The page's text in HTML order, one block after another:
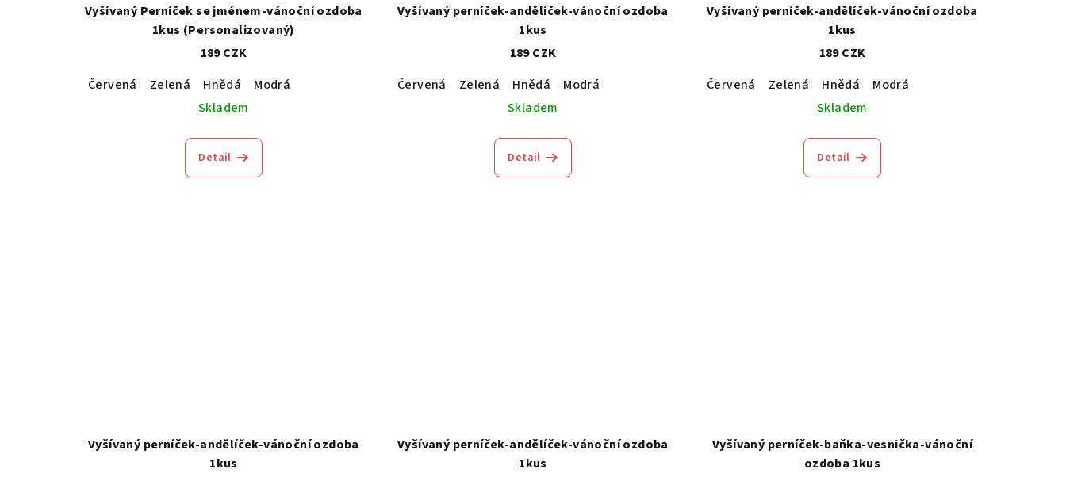
Vyšívaný Perníček se jménem-vánoční ozdoba
1kus (Personalizovaný)
189 CZK
Červená
Zelená Hnědá
Modrá
Skladem
Detail
Vyšívaný perníček-andělíček-vánoční ozdoba
1kus
189 CZK
Červená
Zelená Hnědá
Modrá
Skladem
Detail
Vyšívaný perníček-andělíček-vánoční ozdoba
1kus
189 CZK
Červená
Zelená Hnědá
Modrá
Skladem
Detail
Vyšívaný perníček-andělíček-vánoční ozdoba
1kus
Vyšívaný perníček-andělíček-vánoční ozdoba
1kus
Vyšívaný perníček-baňka-vesnička-vánoční
ozdoba 1kus